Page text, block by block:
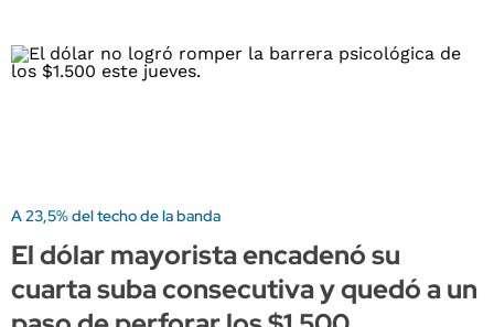
A 23,5% del techo de la banda
El dólar mayorista encadenó su
cuarta suba consecutiva y quedó a un